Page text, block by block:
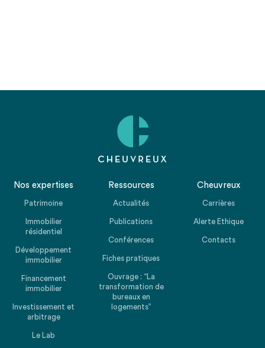
Nos expertises
Patrimoine
Immobilier
résidentiel
Développement
immobilier
Financement
immobilier
Investissement et
arbitrage
Le Lab
Ressources
Actualités
Publications
Conférences
Fiches pratiques
Ouvrage : “La
transformation de
bureaux en
logements”
Cheuvreux
Carrières
Alerte Ethique
Contacts